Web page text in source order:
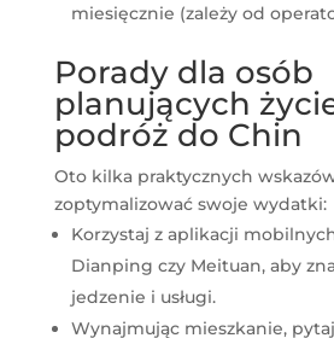
miesięcznie (zależy od
Porady dla osób
planujących
podróż do Chin
Oto kilka praktycznych
zoptymalizować swoje wydatki:
Korzystaj z aplikacji
Dianping czy Meituan, aby
jedzenie i usługi.
Wynajmując mieszkanie,